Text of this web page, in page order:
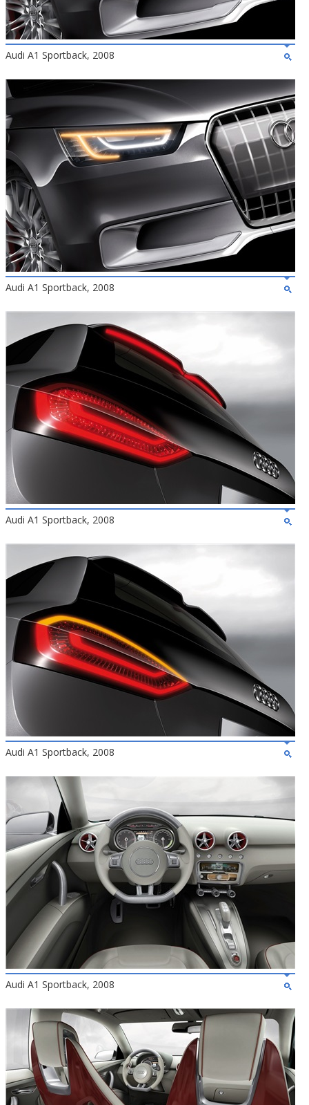
Audi A1 Sportback, 2008
Audi A1 Sportback, 2008
Audi A1 Sportback, 2008
Audi A1 Sportback, 2008
Audi A1 Sportback, 2008